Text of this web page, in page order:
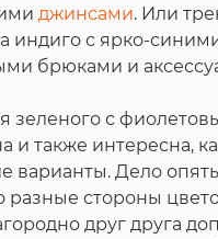
джинсами. Или
индиго с ярко-
брюками и
зеленого с
и также интересна,
варианты. Дело опять
разные стороны
друг друга